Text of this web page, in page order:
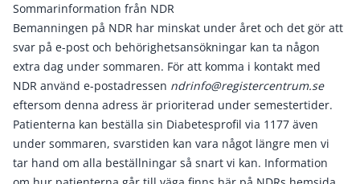
Sommarinformation från NDR
Bemanningen på NDR har minskat under året och det gör att
svar på e-post och behörighetsansökningar kan ta någon
extra dag under sommaren. För att komma i kontakt med
NDR använd e-postadressen ndrinfo@registercentrum.se
eftersom denna adress är prioriterad under semestertider.
Patienterna kan beställa sin Diabetesprofil via 1177 även
under sommaren, svarstiden kan vara något längre men vi
tar hand om alla beställningar så snart vi kan. Information